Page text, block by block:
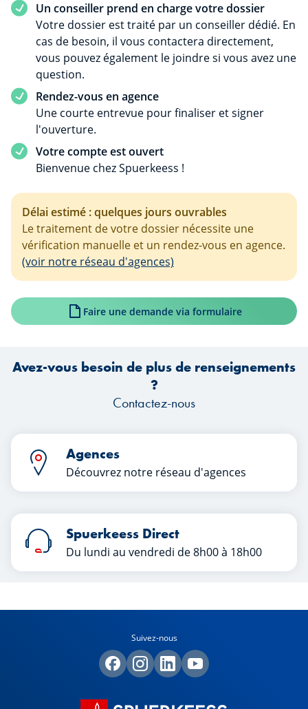
Un conseiller prend en charge votre dossier
Votre dossier est traité par un conseiller dédié. En
cas de besoin, il vous contactera directement,
vous pouvez également le joindre si vous avez une
question.
Rendez-vous en agence
Une courte entrevue pour finaliser et signer
l'ouverture.
Votre compte est ouvert
Bienvenue chez Spuerkeess !
Délai estimé : quelques jours ouvrables
Le traitement de votre dossier nécessite une
vérification manuelle et un rendez-vous en agence.
(voir notre réseau d'agences)
Faire une demande via formulaire
Avez-vous besoin de plus de renseignements
?
Contactez-nous
Agences
Découvrez notre réseau d'agences
Spuerkeess Direct
Du lundi au vendredi de 8h00 à 18h00
Suivez-nous